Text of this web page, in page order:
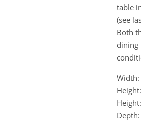
table
(see
Both
dining